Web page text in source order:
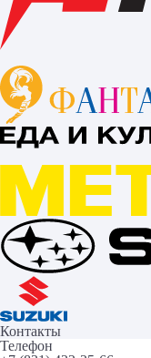
Контакты
Телефон